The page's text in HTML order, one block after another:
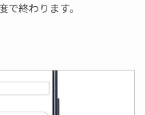
で終わります。